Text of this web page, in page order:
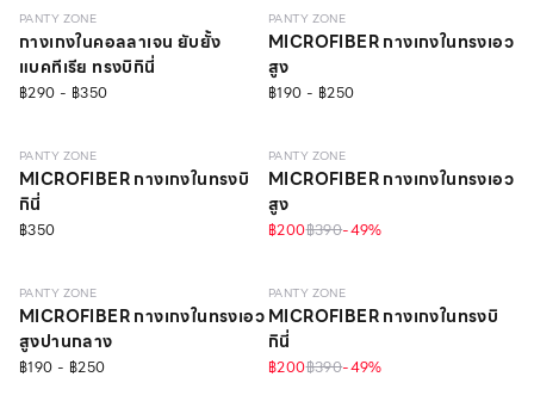
PANTY ZONE
กางเกงในคอลลาเจน ยับยั้ง
แบคทีเรีย ทรงบิกินี่
฿290 - ฿350
PANTY ZONE
MICROFIBER กางเกงในทรงเอว
สูง
฿190 - ฿250
EVERYDAY
PANTY ZONE
MICROFIBER กางเกงในทรงบิ
กินี่
฿350
EVERYDAY
PANTY ZONE
MICROFIBER กางเกงในทรงเอว
สูง
฿200฿390-49%
EVERYDAY
PANTY ZONE
MICROFIBER กางเกงในทรงเอว
สูงปานกลาง
฿190 - ฿250
EVERYDAY ONLINE EXCLUSIVE
PANTY ZONE
MICROFIBER กางเกงในทรงบิ
กินี่
฿200฿390-49%
EVERYDAY EVERYDAY